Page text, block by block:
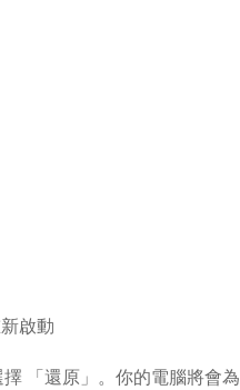
啟動
「還原」。你的電腦將會